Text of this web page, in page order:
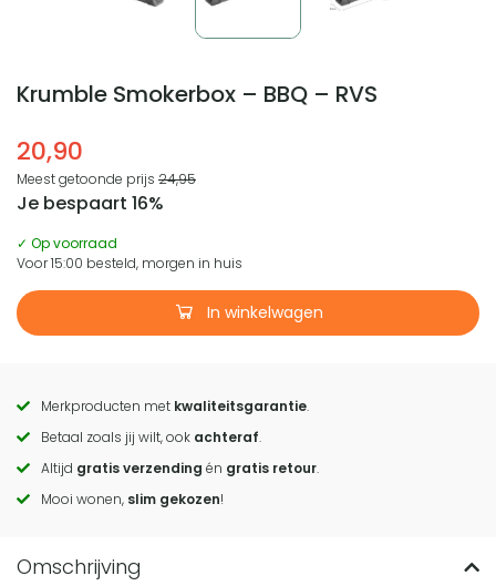
Krumble Smokerbox – BBQ – RVS
20,90
Meest getoonde prijs 24,95
Je bespaart 16%
✓ Op voorraad
Voor 15:00 besteld, morgen in huis
In winkelwagen
Call
to
actions
Merkproducten met kwaliteitsgarantie.
Betaal zoals jij wilt, ook achteraf.
Altijd gratis verzending én gratis retour.
Mooi wonen, slim gekozen!